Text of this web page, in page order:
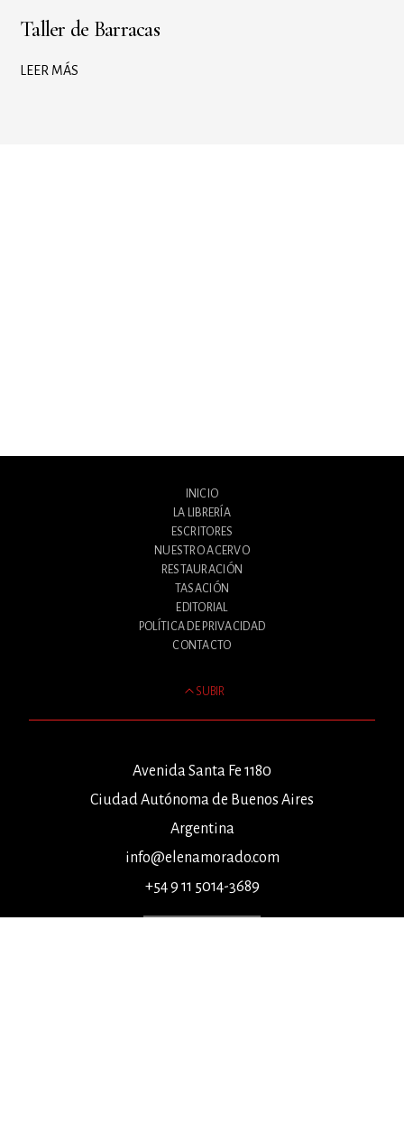
Taller de Barracas
LEER MÁS
INICIO
LA LIBRERÍA
ESCRITORES
NUESTRO ACERVO
RESTAURACIÓN
TASACIÓN
EDITORIAL
POLÍTICA DE PRIVACIDAD
CONTACTO
SUBIR
Avenida Santa Fe 1180
Ciudad Autónoma de Buenos Aires
Argentina
info@elenamorado.com
+54 9 11 5014-3689